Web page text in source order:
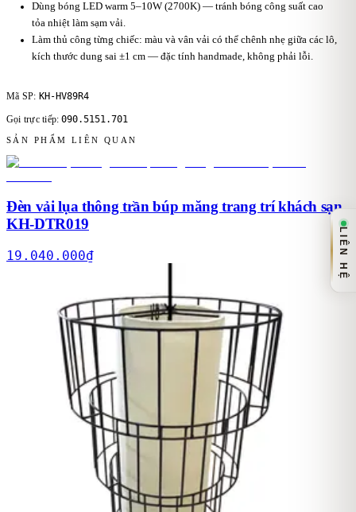
Dùng bóng LED warm 5–10W (2700K) — tránh bóng công suất cao
tỏa nhiệt làm sạm vải.
Làm thủ công từng chiếc: màu và vân vải có thể chênh nhẹ giữa các lô,
kích thước dung sai ±1 cm — đặc tính handmade, không phải lỗi.
Mã SP: KH-HV89R4
Gọi trực tiếp:090.5151.701
SẢN PHẨM LIÊN QUAN
Đèn vải lụa thông trần búp măng trang trí khách sạn
KH-DTR019
19.040.000₫ LIÊN HỆ